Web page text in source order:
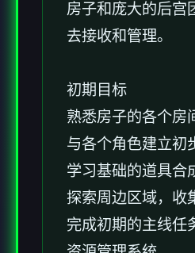
房子和庞大的后宫
去接收和管理。
初期目标
熟悉房子的各个房
与各个角色建立初
学习基础的道具合
探索周边区域，收
完成初期的主线任